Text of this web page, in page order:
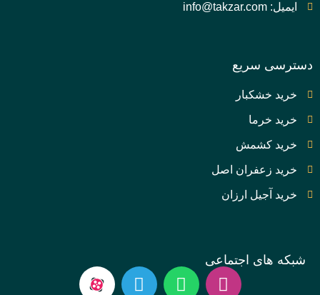
ایمیل: info@takzar.com
دسترسی سریع
خرید خشکبار
خرید خرما
خرید کشمش
خرید زعفران اصل
خرید آجیل ارزان
شبکه های اجتماعی